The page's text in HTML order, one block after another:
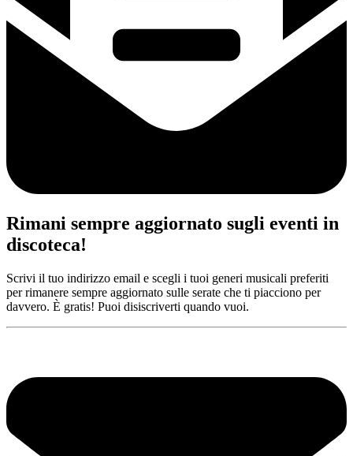
Rimani sempre aggiornato sugli eventi in
discoteca!
Scrivi il tuo indirizzo email e scegli i tuoi generi musicali preferiti
per rimanere sempre aggiornato sulle serate che ti piacciono per
davvero. È gratis! Puoi disiscriverti quando vuoi.